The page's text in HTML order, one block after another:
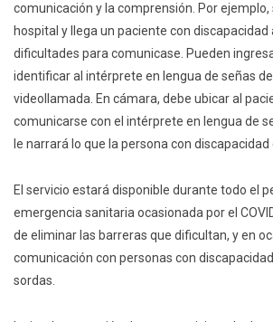
comunicación y la comprensión. Por ejemplo,
hospital y llega un paciente con
dificultades para comunicase. Pueden
identificar al intérprete en lengua de señas
videollamada. En cámara, debe ubicar al
comunicarse con el intérprete en lengua de
le narrará lo que la persona con
El servicio estará disponible durante todo el
emergencia sanitaria ocasionada por el
de eliminar las barreras que dificultan, y en
comunicación con personas con
sordas.